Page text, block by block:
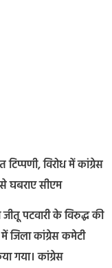
विरोध में कांग्रेस
से घबराए सीएम
पटवारी के विरुद्ध की
जिला कांग्रेस कमेटी
गया। कांग्रेस